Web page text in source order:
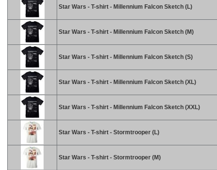
Star Wars - T-shirt - Millennium Falcon Sketch (L)
Star Wars - T-shirt - Millennium Falcon Sketch (M)
Star Wars - T-shirt - Millennium Falcon Sketch (S)
Star Wars - T-shirt - Millennium Falcon Sketch (XL)
Star Wars - T-shirt - Millennium Falcon Sketch (XXL)
Star Wars - T-shirt - Stormtrooper (L)
Star Wars - T-shirt - Stormtrooper (M)